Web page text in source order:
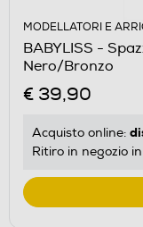
MODELLATORI E
BABYLISS -
Nero/Bronzo
€ 39,90
Acquisto online:
Ritiro in negozio